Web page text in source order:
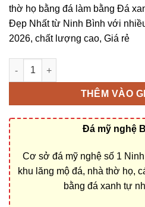
thờ họ bằng đá làm bằng Đá
Đẹp Nhất từ Ninh Bình với
2026, chất lượng cao, Giá rẻ
Cuốn thư nhà thờ họ bằng đá ở
THÊM VÀO
Đá mỹ nghệ
Cơ sở đá mỹ nghệ số 1
khu lăng mộ đá, nhà thờ họ,
bằng đá xanh tự